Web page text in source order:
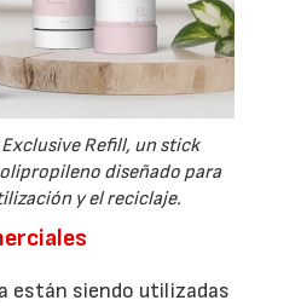
Refill, un stick
diseñado para
y el reciclaje.
están siendo utilizadas